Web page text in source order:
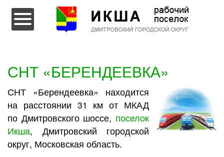
Перейти к содержимому
СНТ «БЕРЕНДЕЕВКА»
СНТ «Берендеевка» находится
на расстоянии 31 км от МКАД
по Дмитровского шоссе, поселок
Икша, Дмитровский городской
округ, Московская область.